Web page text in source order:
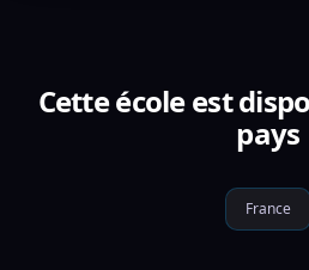
Cette école est
pays
France